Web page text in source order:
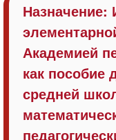
Назначение:
Академией
как пособие
средней